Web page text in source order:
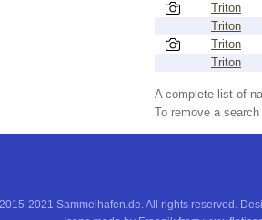
Triton
Triton
Triton
Triton
A complete list of
To remove a
2021 Sammelhafen.de. All rights reserved.